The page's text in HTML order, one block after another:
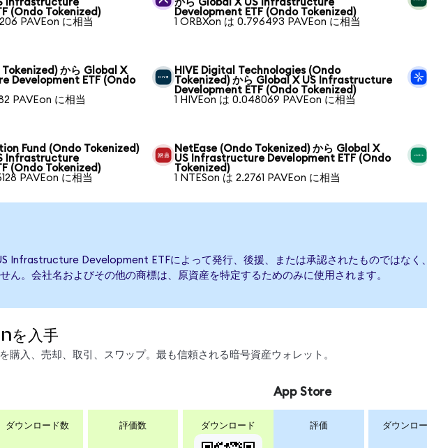
Infrastructure
(Ondo Tokenized)
PAVEon に相当
から Global X US Infrastructure
Development ETF (Ondo Tokenized)
1 ORBXon は 0.796493 PAVEon に相当
から Global X
Development ETF (Ondo
PAVEon に相当
HIVE Digital Technologies (Ondo
Tokenized) から Global X US Infrastructure
Development ETF (Ondo Tokenized)
1 HIVEon は 0.048069 PAVEon に相当
Fund (Ondo Tokenized)
Infrastructure
(Ondo Tokenized)
PAVEon に相当
NetEase (Ondo Tokenized) から Global X
US Infrastructure Development ETF (Ondo
Tokenized)
1 NTESon は 2.2761 PAVEon に相当
Infrastructure Development ETFによって発行、後援、または承認されたものではな
ん。会社名およびその他の商標は、原資産を特定するためのみに使用されます。
を入手
購入、売却、取引、スワップ。最も信頼される暗号資産ウォレット。
ダウンロード数 評価数 ダウンロード
App Store
評価 ダウンロ